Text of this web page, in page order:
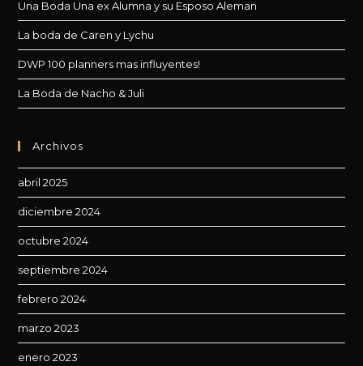
Una Boda Una ex Alumna y su Esposo Aleman
La boda de Caren y Lychu
DWP 100 planners mas influyentes!
La Boda de Nacho & Juli
Archivos
abril 2025
diciembre 2024
octubre 2024
septiembre 2024
febrero 2024
marzo 2023
enero 2023